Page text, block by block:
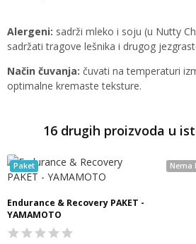
Alergeni: sadrži mleko i soju (u Nutty
sadržati tragove lešnika i drugog
Način čuvanja: čuvati na temperaturi
optimalne kremaste teksture.
16 drugih proizvoda u
Paket
Endurance & Recovery PAKET -
YAMAMOTO
Nema